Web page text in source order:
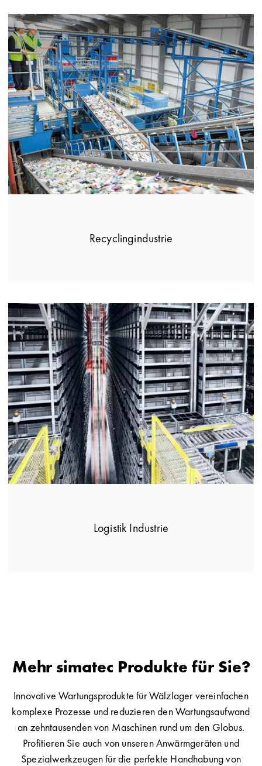
Recyclingindustrie
Logistik Industrie
Mehr simatec Produkte für Sie?
Innovative Wartungsprodukte für Wälzlager vereinfachen
komplexe Prozesse und reduzieren den Wartungsaufwand
an zehntausenden von Maschinen rund um den Globus.
Profitieren Sie auch von unseren Anwärmgeräten und
Spezialwerkzeugen für die perfekte Handhabung von